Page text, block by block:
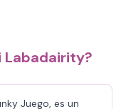
Labadairity?
Juego, es un